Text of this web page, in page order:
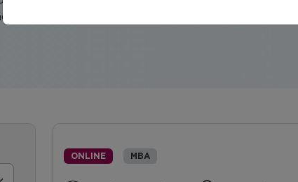
porte, start ups, etc.).
ONLINE MBA